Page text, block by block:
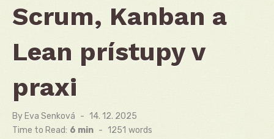
Scrum, Kanban a
Lean prístupy v
praxi
By Eva Senková
Posted
on
14. 12. 2025
Time to Read: 6 min - 1251 words